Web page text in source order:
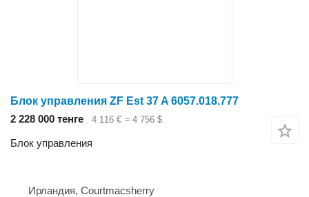
Блок управления ZF Est 37 A 6057.018.777
2 228 000 тенге
4 116 € ≈ 4 756 $
Блок управления
Ирландия, Courtmacsherry